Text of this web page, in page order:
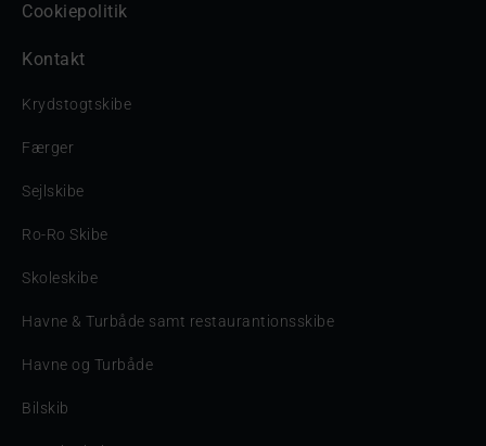
Cookiepolitik
Kontakt
Krydstogtskibe
Færger
Sejlskibe
Ro-Ro Skibe
Skoleskibe
Havne & Turbåde samt restaurantionsskibe
Havne og Turbåde
Bilskib